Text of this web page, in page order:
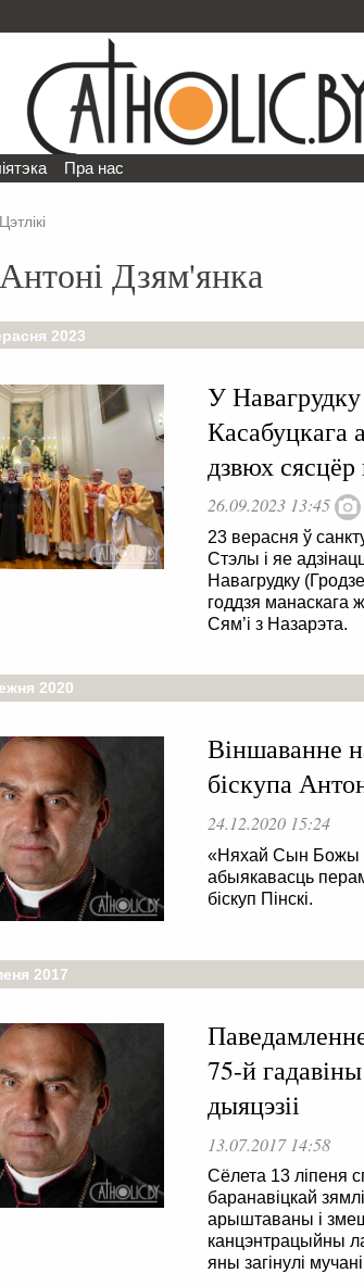
Пра нас
Цэтлікі
Дзям'янка
2023
У Навагрудку
Касабуцкага
дзвюх сясцёр
26.09.2023 13:45
23 верасня ў
Стэлы і яе
Навагрудку
годдзя манаскага
Сям’і з Назарэта.
2020
Віншаванне
біскупа
24.12.2020 15:24
«Няхай Сын Божы
абыякавасць
біскуп Пінскі.
2017
75-й
дыяцэзіі
13.07.2017 14:58
Сёлета 13 ліпеня
баранавіцкай
арыштаваны і
канцэнтрацыйны
яны загінулі